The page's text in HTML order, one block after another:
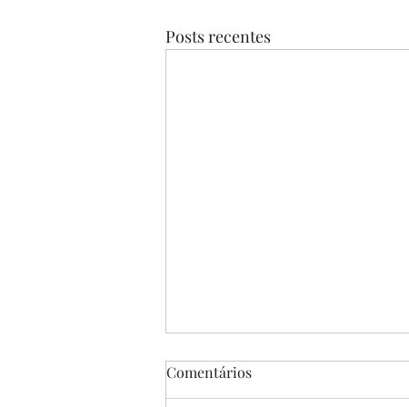
Posts recentes
Comentários